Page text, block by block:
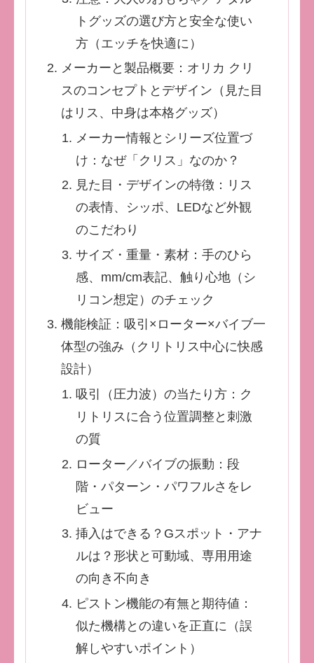
トグッズの選び方と安全な使い
方（エッチを快適に）
メーカーと製品概要：オリカ クリ
スのコンセプトとデザイン（見た目
はリス、中身は本格グッズ）
メーカー情報とシリーズ位置づ
け：なぜ「クリス」なのか？
見た目・デザインの特徴：リス
の表情、シッポ、LEDなど外観
のこだわり
サイズ・重量・素材：手のひら
感、mm/cm表記、触り心地（シ
リコン想定）のチェック
機能検証：吸引×ローター×バイブ一
体型の強み（クリトリス中心に快感
設計）
吸引（圧力波）の当たり方：ク
リトリスに合う位置調整と刺激
の質
ローター／バイブの振動：段
階・パターン・パワフルさをレ
ビュー
挿入はできる？Gスポット・アナ
ルは？形状と可動域、専用用途
の向き不向き
ピストン機能の有無と期待値：
似た機構との違いを正直に（誤
解しやすいポイント）